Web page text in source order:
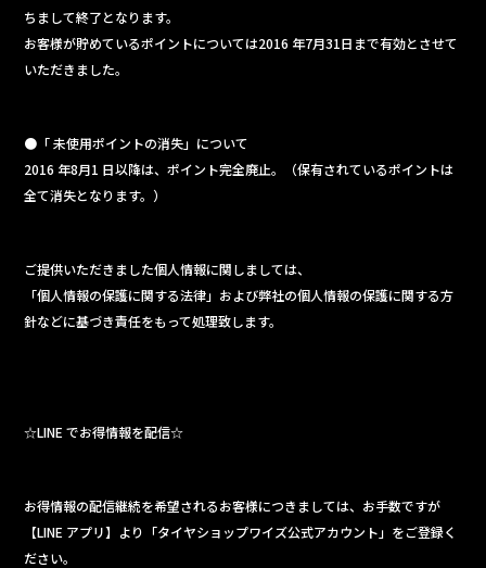
ちまして終了となります。
お客様が貯めているポイントについては2016 年7月31日まで有効とさせて
いただきました。
●「 未使用ポイントの消失」について
2016 年8月1 日以降は、ポイント完全廃止。（保有されているポイントは
全て消失となります。）
ご提供いただきました個人情報に関しましては、
「個人情報の保護に関する法律」および弊社の個人情報の保護に関する方
針などに基づき責任をもって処理致します。
☆LINE でお得情報を配信☆
お得情報の配信継続を希望されるお客様につきましては、お手数ですが
【LINE アプリ】より「タイヤショップワイズ公式アカウント」をご登録く
ださい。